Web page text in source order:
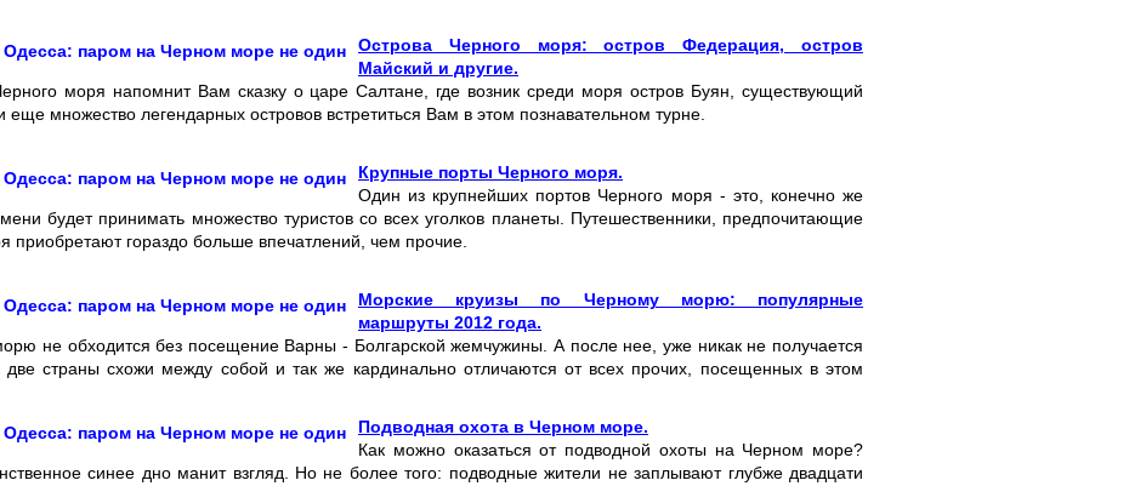
Острова Черного моря: остров Федерация, остров
Майский и другие.
моря напомнит Вам сказку о царе Салтане, где возник среди моря остров Буян, существующий
множество легендарных островов встретиться Вам в этом познавательном турне.
Крупные порты Черного моря.
Один из крупнейших портов Черного моря - это, конечно же
будет принимать множество туристов со всех уголков планеты. Путешественники, предпочитающие
приобретают гораздо больше впечатлений, чем прочие.
Морские круизы по Черному морю: популярные
маршруты 2012 года.
не обходится без посещение Варны - Болгарской жемчужины. А после нее, уже никак не получается
страны схожи между собой и так же кардинально отличаются от всех прочих, посещенных в этом
Подводная охота в Черном море.
Как можно оказаться от подводной охоты на Черном море?
синее дно манит взгляд. Но не более того: подводные жители не заплывают глубже двадцати